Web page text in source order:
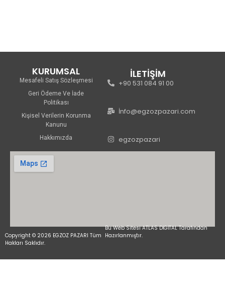
KURUMSAL
Mesafeli Satış Sözleşmesi
Geri Ödeme Ve İade
Politikası
Kişisel Verilerin Korunma
Kanunu
Hakkımızda
İLETİŞİM
+90 531 084 91 00
İnfo@egzozpazari.com
egzozpazari
Copyright © 2026 EGZOZ PAZARI Tüm
Hakları Saklıdır.
Bu Web Sitesi ATLAS DİGİTAL Tarafından
Hazırlanmıştır.